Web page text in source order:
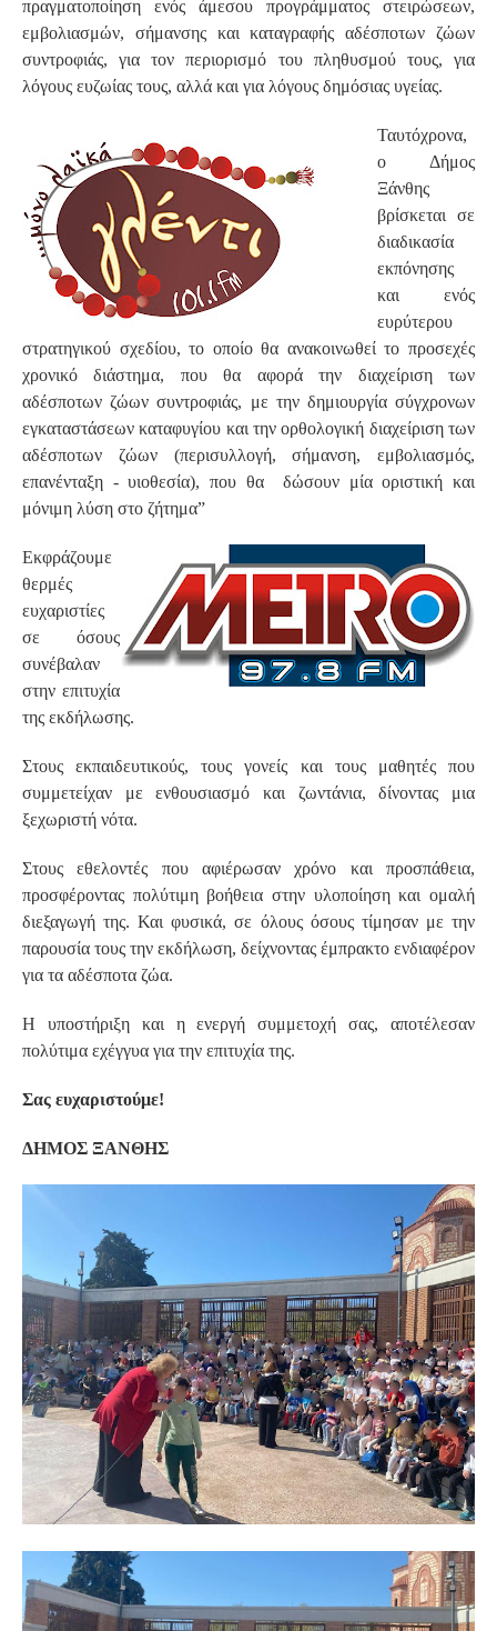
πραγματοποίηση ενός άμεσου προγράμματος στειρώσεων,
εμβολιασμών, σήμανσης και καταγραφής αδέσποτων ζώων
συντροφιάς, για τον περιορισμό του πληθυσμού τους, για
λόγους ευζωίας τους, αλλά και για λόγους δημόσιας υγείας.
Ταυτόχρονα,
ο Δήμος
Ξάνθης
βρίσκεται σε
διαδικασία
εκπόνησης
και ενός
ευρύτερου
στρατηγικού σχεδίου, το οποίο θα ανακοινωθεί το προσεχές
χρονικό διάστημα, που θα αφορά την διαχείριση των
αδέσποτων ζώων συντροφιάς, με την δημιουργία σύγχρονων
εγκαταστάσεων καταφυγίου και την ορθολογική διαχείριση των
αδέσποτων ζώων (περισυλλογή, σήμανση, εμβολιασμός,
επανένταξη - υιοθεσία), που θα δώσουν μία οριστική και
μόνιμη λύση στο ζήτημα”
Εκφράζουμε
θερμές
ευχαριστίες
σε όσους
συνέβαλαν
στην επιτυχία
της εκδήλωσης.
Στους εκπαιδευτικούς, τους γονείς και τους μαθητές που
συμμετείχαν με ενθουσιασμό και ζωντάνια, δίνοντας μια
ξεχωριστή νότα.
Στους εθελοντές που αφιέρωσαν χρόνο και προσπάθεια,
προσφέροντας πολύτιμη βοήθεια στην υλοποίηση και ομαλή
διεξαγωγή της. Και φυσικά, σε όλους όσους τίμησαν με την
παρουσία τους την εκδήλωση, δείχνοντας έμπρακτο ενδιαφέρον
για τα αδέσποτα ζώα.
Η υποστήριξη και η ενεργή συμμετοχή σας, αποτέλεσαν
πολύτιμα εχέγγυα για την επιτυχία της.
Σας ευχαριστούμε!
ΔΗΜΟΣ ΞΑΝΘΗΣ